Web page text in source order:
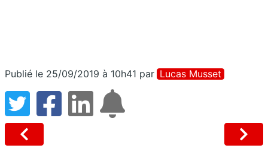
Publié le 25/09/2019 à 10h41 par Lucas Musset